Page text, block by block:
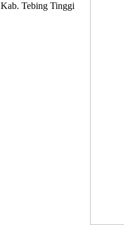
Kab. Tebing Tinggi